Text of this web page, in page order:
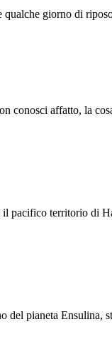
giorno di
conosci affatto, la
pacifico territorio di
del pianeta Ensulina,